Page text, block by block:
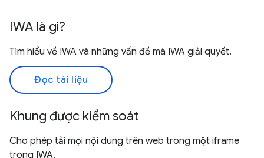
IWA là gì?
Tìm hiểu về IWA và những vấn đề mà IWA giải quyết.
Đọc tài liệu
Khung được kiểm soát
Cho phép tải mọi nội dung trên web trong một iframe
trong IWA.